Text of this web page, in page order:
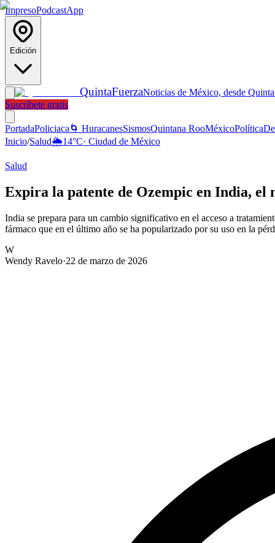
ImpresoPodcastApp
Edición
QuintaFuerzaNoticias de México, desde
Suscríbete gratis
PortadaPoliciaca 🌀 HuracanesSismosQuintana RooMéxicoPolítica
Inicio/Salud🌦️14°C· Ciudad de México
Salud
Expira la patente de Ozempic en India, el
India se prepara para un cambio significativo en el acceso a
fármaco que en el último año se ha popularizado por su uso en la
W
Wendy Ravelo·22 de marzo de 2026